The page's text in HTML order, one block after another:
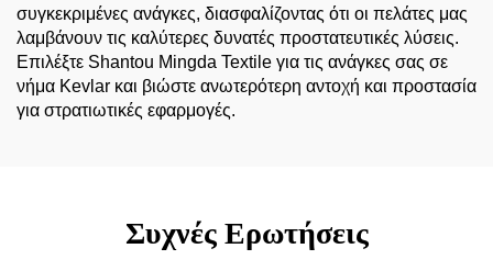
συγκεκριμένες ανάγκες, διασφαλίζοντας ότι οι πελάτες μας
λαμβάνουν τις καλύτερες δυνατές προστατευτικές λύσεις.
Επιλέξτε Shantou Mingda Textile για τις ανάγκες σας σε
νήμα Kevlar και βιώστε ανωτερότερη αντοχή και προστασία
για στρατιωτικές εφαρμογές.
Συχνές Ερωτήσεις